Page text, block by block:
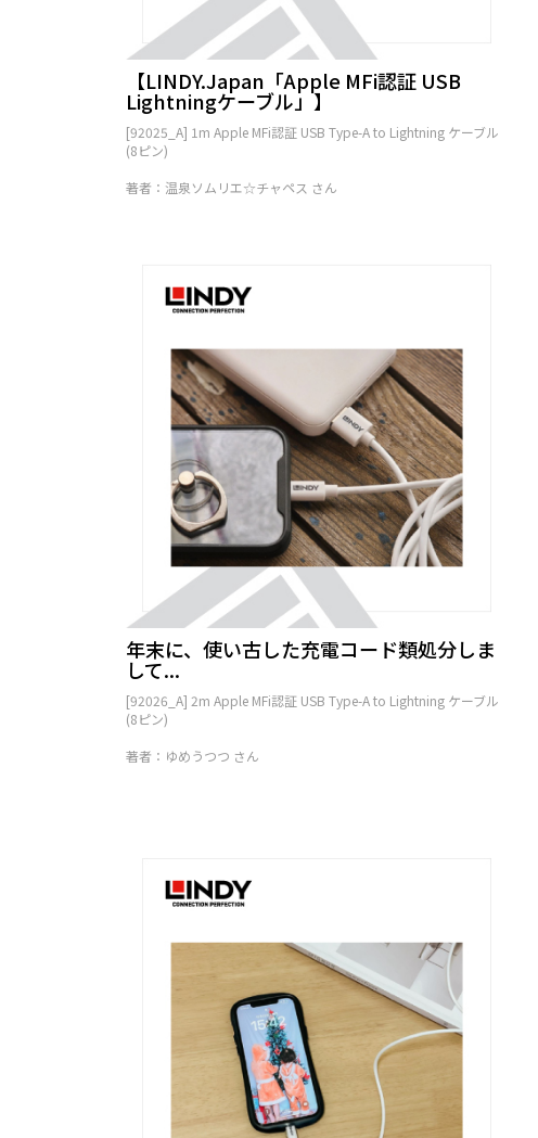
【LINDY.Japan「Apple MFi認証 USB
Lightningケーブル」】
[92025_A] 1m Apple MFi認証 USB Type-A to Lightning ケーブル
(8ピン)
著者：温泉ソムリエ☆チャペス さん
年末に、使い古した充電コード類処分しま
して...
[92026_A] 2m Apple MFi認証 USB Type-A to Lightning ケーブル
(8ピン)
著者：ゆめうつつ さん